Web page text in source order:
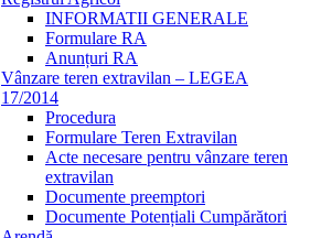
INFORMATII GENERALE
Formulare RA
Anunțuri RA
Vânzare teren extravilan – LEGEA
17/2014
Procedura
Formulare Teren Extravilan
Acte necesare pentru vânzare teren
extravilan
Documente preemptori
Documente Potențiali Cumpărători